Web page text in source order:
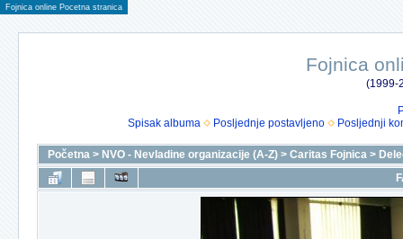
Fojnica online Pocetna stranica
Fojnica
(1999-
Spisak albuma
Posljednje postavljeno Posljednji
Početna > NVO - Nevladine organizacije (A-Z) > Caritas Fojnica >